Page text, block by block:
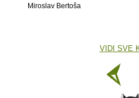
Miroslav Bertoša
VIDI SVE